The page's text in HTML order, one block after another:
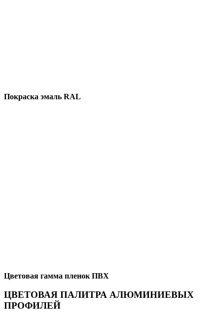
Покраска эмаль RAL
Цветовая гамма пленок ПВХ
ЦВЕТОВАЯ ПАЛИТРА АЛЮМИНИЕВЫХ
ПРОФИЛЕЙ